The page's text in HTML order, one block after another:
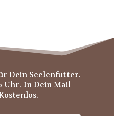
Dein Seelenfutter.
Uhr. In Dein Mail-